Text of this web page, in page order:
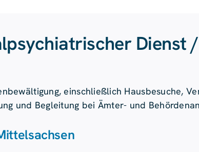
Dienst /
einschließlich Hausbesuche,
und Begleitung bei Ämter- und